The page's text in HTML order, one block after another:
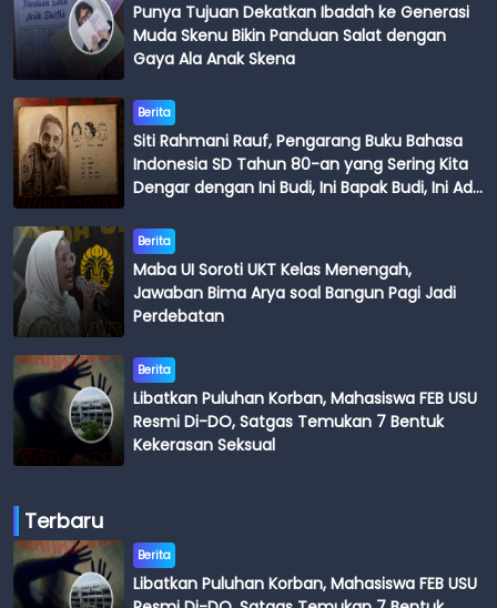
Punya Tujuan Dekatkan Ibadah ke Generasi
Muda Skenu Bikin Panduan Salat dengan
Gaya Ala Anak Skena
Berita
Siti Rahmani Rauf, Pengarang Buku Bahasa
Indonesia SD Tahun 80-an yang Sering Kita
Dengar dengan Ini Budi, Ini Bapak Budi, Ini Adik
Berita
Maba UI Soroti UKT Kelas Menengah,
Jawaban Bima Arya soal Bangun Pagi Jadi
Perdebatan
Berita
Libatkan Puluhan Korban, Mahasiswa FEB USU
Resmi Di-DO, Satgas Temukan 7 Bentuk
Kekerasan Seksual
Terbaru
Berita
Libatkan Puluhan Korban, Mahasiswa FEB USU